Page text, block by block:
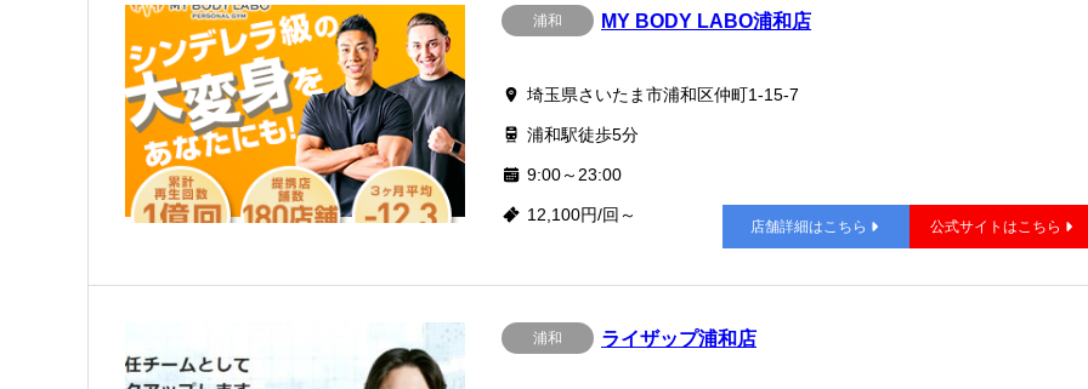
浦和 MY BODY LABO浦和店
埼玉県さいたま市浦和区仲町1-15-7
浦和駅徒歩5分
9:00～23:00
12,100円/回～
店舗詳細はこちら 公式サイトはこちら
浦和 ライザップ浦和店